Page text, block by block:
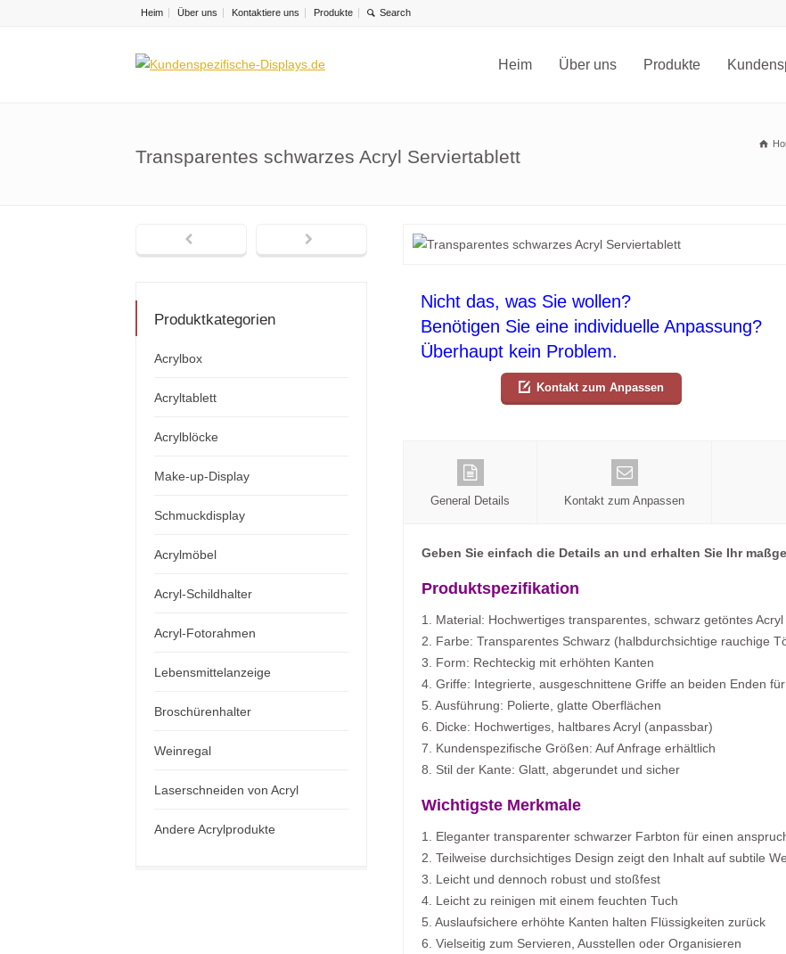
Heim Über uns Kontaktiere uns Produkte
Heim Über uns Produkte
Transparentes schwarzes Acryl Serviertablett
Nicht das, was Sie wollen?
Benötigen Sie eine individuelle Anpassung?
Überhaupt kein Problem.
Kontakt zum Anpassen
General Details Kontakt zum Anpassen
Geben Sie einfach die Details an und erhalten Sie Ihr
Produktspezifikation
1. Material: Hochwertiges transparentes, schwarz getöntes
2. Farbe: Transparentes Schwarz (halbdurchsichtige rauchige
3. Form: Rechteckig mit erhöhten Kanten
4. Griffe: Integrierte, ausgeschnittene Griffe an beiden Enden
5. Ausführung: Polierte, glatte Oberflächen
6. Dicke: Hochwertiges, haltbares Acryl (anpassbar)
7. Kundenspezifische Größen: Auf Anfrage erhältlich
8. Stil der Kante: Glatt, abgerundet und sicher
Wichtigste Merkmale
1. Eleganter transparenter schwarzer Farbton für einen
2. Teilweise durchsichtiges Design zeigt den Inhalt auf subtile
3. Leicht und dennoch robust und stoßfest
4. Leicht zu reinigen mit einem feuchten Tuch
5. Auslaufsichere erhöhte Kanten halten Flüssigkeiten zurück
6. Vielseitig zum Servieren, Ausstellen oder Organisieren
Produktkategorien
Acrylbox
Acryltablett
Acrylblöcke
Make-up-Display
Schmuckdisplay
Acrylmöbel
Acryl-Schildhalter
Acryl-Fotorahmen
Lebensmittelanzeige
Broschürenhalter
Weinregal
Laserschneiden von Acryl
Andere Acrylprodukte